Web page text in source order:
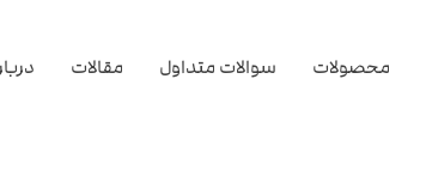
محصولات سوالات متداول مقالات